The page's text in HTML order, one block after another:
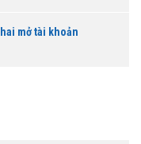
mở tài khoản